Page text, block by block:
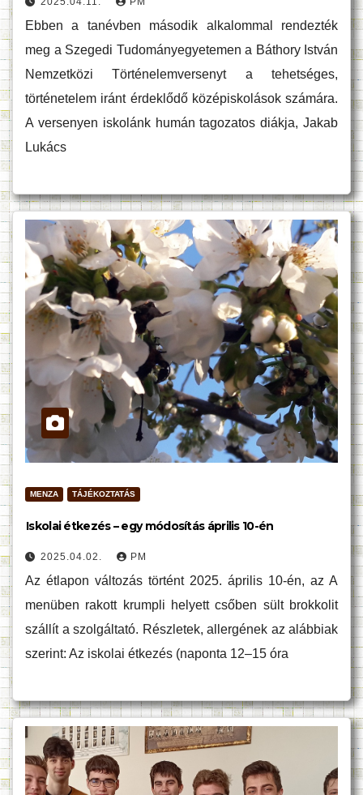
Ebben a tanévben második alkalommal rendezték
meg a Szegedi Tudományegyetemen a Báthory István
Nemzetközi Történelemversenyt a tehetséges,
történetelem iránt érdeklődő középiskolások számára.
A versenyen iskolánk humán tagozatos diákja, Jakab
Lukács
MENZA TÁJÉKOZTATÁS
Iskolai étkezés – egy módosítás április 10-én
2025.04.02. PM
Az étlapon változás történt 2025. április 10-én, az A
menüben rakott krumpli helyett csőben sült brokkolit
szállít a szolgáltató. Részletek, allergének az alábbiak
szerint: Az iskolai étkezés (naponta 12–15 óra